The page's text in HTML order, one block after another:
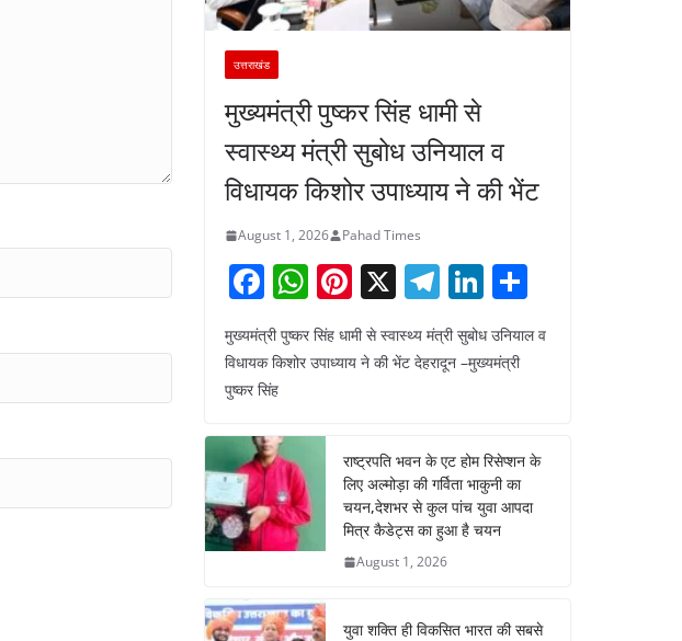
उत्तराखंड
मुख्यमंत्री पुष्कर सिंह धामी से
स्वास्थ्य मंत्री सुबोध उनियाल व
विधायक किशोर उपाध्याय ने की भेंट
August 1, 2026 Pahad Times
F
a
c
e
o
o
k
W
h
at
p
Pi
nt
er
X T
el
e
gr
m
Li
n
k
n
ar
मुख्यमंत्री पुष्कर सिंह धामी से स्वास्थ्य मंत्री सुबोध उनियाल व
विधायक किशोर उपाध्याय ने की भेंट देहरादून –मुख्यमंत्री
पुष्कर सिंह
राष्ट्रपति भवन के एट होम रिसेप्शन के
लिए अल्मोड़ा की गर्विता भाकुनी का
चयन,देशभर से कुल पांच युवा आपदा
मित्र कैडेट्स का हुआ है चयन
August 1, 2026
युवा शक्ति ही विकसित भारत की सबसे